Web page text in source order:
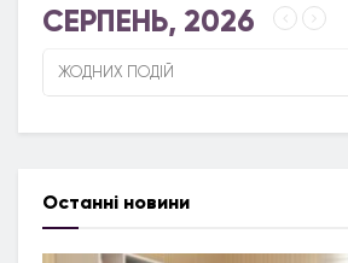
СЕРПЕНЬ, 2026
ЖОДНИХ ПОДІЙ
Останні новини